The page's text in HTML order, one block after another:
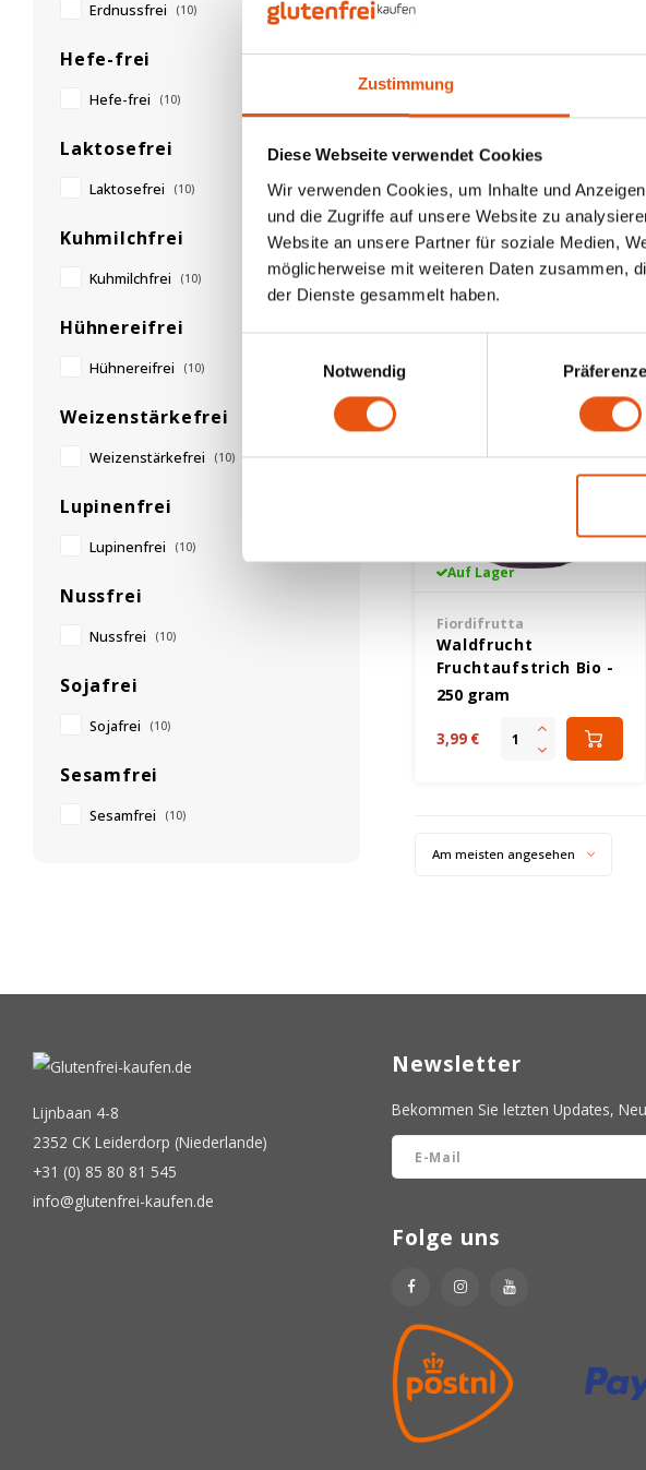
Zustimmung
Diese Webseite verwendet Cookies
Wir verwenden Cookies, um Inhalte und
und die Zugriffe auf unsere Website zu
Website an unsere Partner für soziale Medien,
möglicherweise mit weiteren Daten zusammen,
der Dienste gesammelt haben.
Notwendig
Erdnussfrei (10)
Hefe-frei
Hefe-frei (10)
Laktosefrei
Laktosefrei (10)
Kuhmilchfrei
Kuhmilchfrei (10)
Hühnereifrei
Hühnereifrei (10)
Weizenstärkefrei
Weizenstärkefrei (10)
Lupinenfrei
Lupinenfrei (10)
Nussfrei
Nussfrei (10)
Sojafrei
Sojafrei (10)
Sesamfrei
Sesamfrei (10)
Nicht auf Lager
Kirschen
Fruchtaufstrich Bio -
Glutenfrei
250 gram
3,99 €
Auf Lager
Fiordifrutta
Waldfrucht
Fruchtaufstrich Bio -
Glutenfrei
250 gram
3,99 €
Am meisten angesehen
Lijnbaan 4-8
2352 CK Leiderdorp (Niederlande)
+31 (0) 85 80 81 545
info@glutenfrei-kaufen.de
Newsletter
Bekommen Sie letzten Updates,
Folge uns